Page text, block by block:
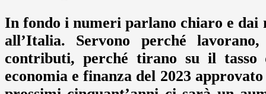
In fondo i numeri parlano chiaro e dai
all’Italia. Servono perché
contributi, perché tirano su il
economia e finanza del 2023